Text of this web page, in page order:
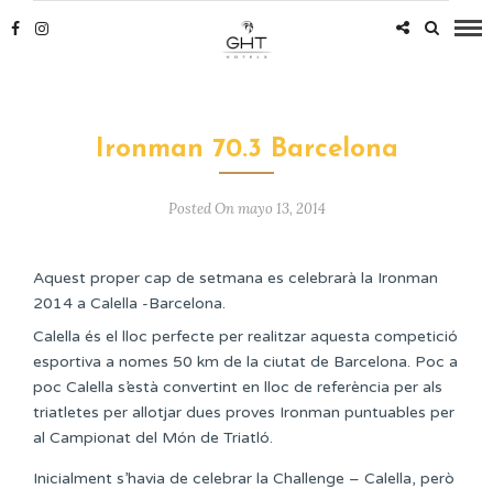
Ironman 70.3 Barcelona
Posted On mayo 13, 2014
Aquest proper cap de setmana es celebrarà la Ironman
2014 a Calella -Barcelona.
Calella és el lloc perfecte per realitzar aquesta competició
esportiva a nomes 50 km de la ciutat de Barcelona. Poc a
poc Calella s’està convertint en lloc de referència per als
triatletes per allotjar dues proves Ironman puntuables per
al Campionat del Món de Triatló.
Inicialment s’havia de celebrar la Challenge – Calella, però